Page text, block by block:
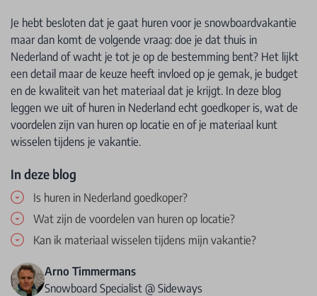
Je hebt besloten dat je gaat huren voor je snowboardvakantie
maar dan komt de volgende vraag: doe je dat thuis in
Nederland of wacht je tot je op de bestemming bent? Het lijkt
een detail maar de keuze heeft invloed op je gemak, je budget
en de kwaliteit van het materiaal dat je krijgt. In deze blog
leggen we uit of huren in Nederland echt goedkoper is, wat de
voordelen zijn van huren op locatie en of je materiaal kunt
wisselen tijdens je vakantie.
In deze blog
Is huren in Nederland goedkoper?
Wat zijn de voordelen van huren op locatie?
Kan ik materiaal wisselen tijdens mijn vakantie?
Arno Timmermans
Snowboard Specialist @ Sideways